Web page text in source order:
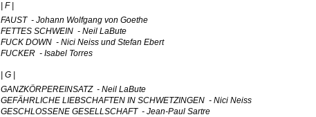
| F |
FAUST - Johann Wolfgang von Goethe
FETTES SCHWEIN - Neil LaBute
FUCK DOWN - Nici Neiss und Stefan Ebert
FUCKER - Isabel Torres
| G |
GANZKÖRPEREINSATZ - Neil LaBute
GEFÄHRLICHE LIEBSCHAFTEN IN SCHWETZINGEN - Nici Neiss
GESCHLOSSENE GESELLSCHAFT - Jean-Paul Sartre